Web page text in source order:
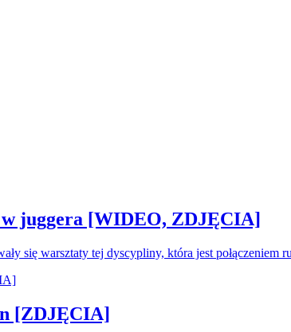
juggera [WIDEO, ZDJĘCIA]
się warsztaty tej dyscypliny, która jest połączeniem
[ZDJĘCIA]